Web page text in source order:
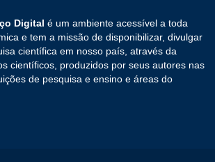
Digital é um ambiente acessível a toda
e tem a missão de disponibilizar, divulgar
científica em nosso país, através da
científicos, produzidos por seus autores nas
de pesquisa e ensino e áreas do